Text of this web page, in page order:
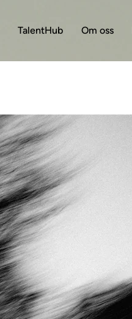
TalentHub Om oss